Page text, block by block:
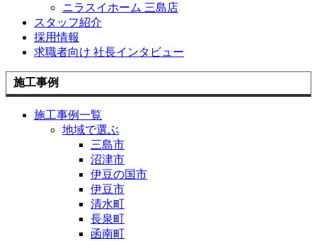
ニラスイホーム 三島店
スタッフ紹介
採用情報
求職者向け 社長インタビュー
施工事例
施工事例一覧
地域で選ぶ
三島市
沼津市
伊豆の国市
伊豆市
清水町
長泉町
函南町